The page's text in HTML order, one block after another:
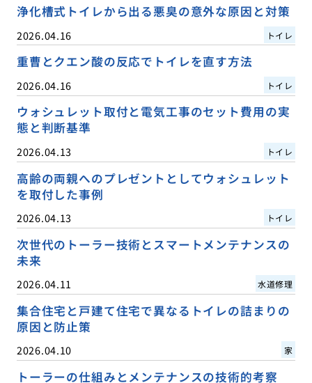
浄化槽式トイレから出る悪臭の意外な原因と対策
2026.04.16 トイレ
重曹とクエン酸の反応でトイレを直す方法
2026.04.16 トイレ
ウォシュレット取付と電気工事のセット費用の実
態と判断基準
2026.04.13 トイレ
高齢の両親へのプレゼントとしてウォシュレット
を取付した事例
2026.04.13 トイレ
次世代のトーラー技術とスマートメンテナンスの
未来
2026.04.11 水道修理
集合住宅と戸建て住宅で異なるトイレの詰まりの
原因と防止策
2026.04.10 家
トーラーの仕組みとメンテナンスの技術的考察